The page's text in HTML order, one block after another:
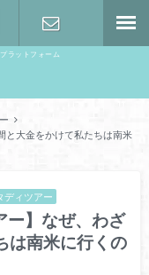
ラットフォーム
と大金をかけて私たちは南米
ディツアー
ー】なぜ、わざ
は南米に行くの